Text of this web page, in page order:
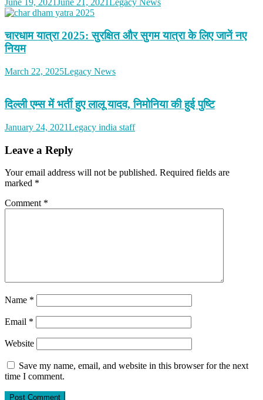
June 19, 2021 June 21, 2021 Legacy News
चारधाम यात्रा 2025: सुरक्षित और सुगम यात्रा के लिए जानें नए
नियम
March 22, 2025Legacy News
दिल्ली एम्स में भर्ती हुए लालू यादव, निमोनिया की हुई पुष्टि
January 24, 2021Legacy india staff
Leave a Reply
Your email address will not be published. Required fields are
marked *
Comment *
Name *
Email *
Website
Save my name, email, and website in this browser for the next
time I comment.